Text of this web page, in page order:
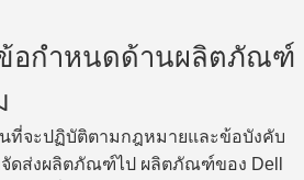
อกำหนดด้านผลิตภัณฑ์
นที่จะปฏิบัติตามกฎหมายและข้อบังคับ
ดส่งผลิตภัณฑ์ไป ผลิตภัณฑ์ของ Dell